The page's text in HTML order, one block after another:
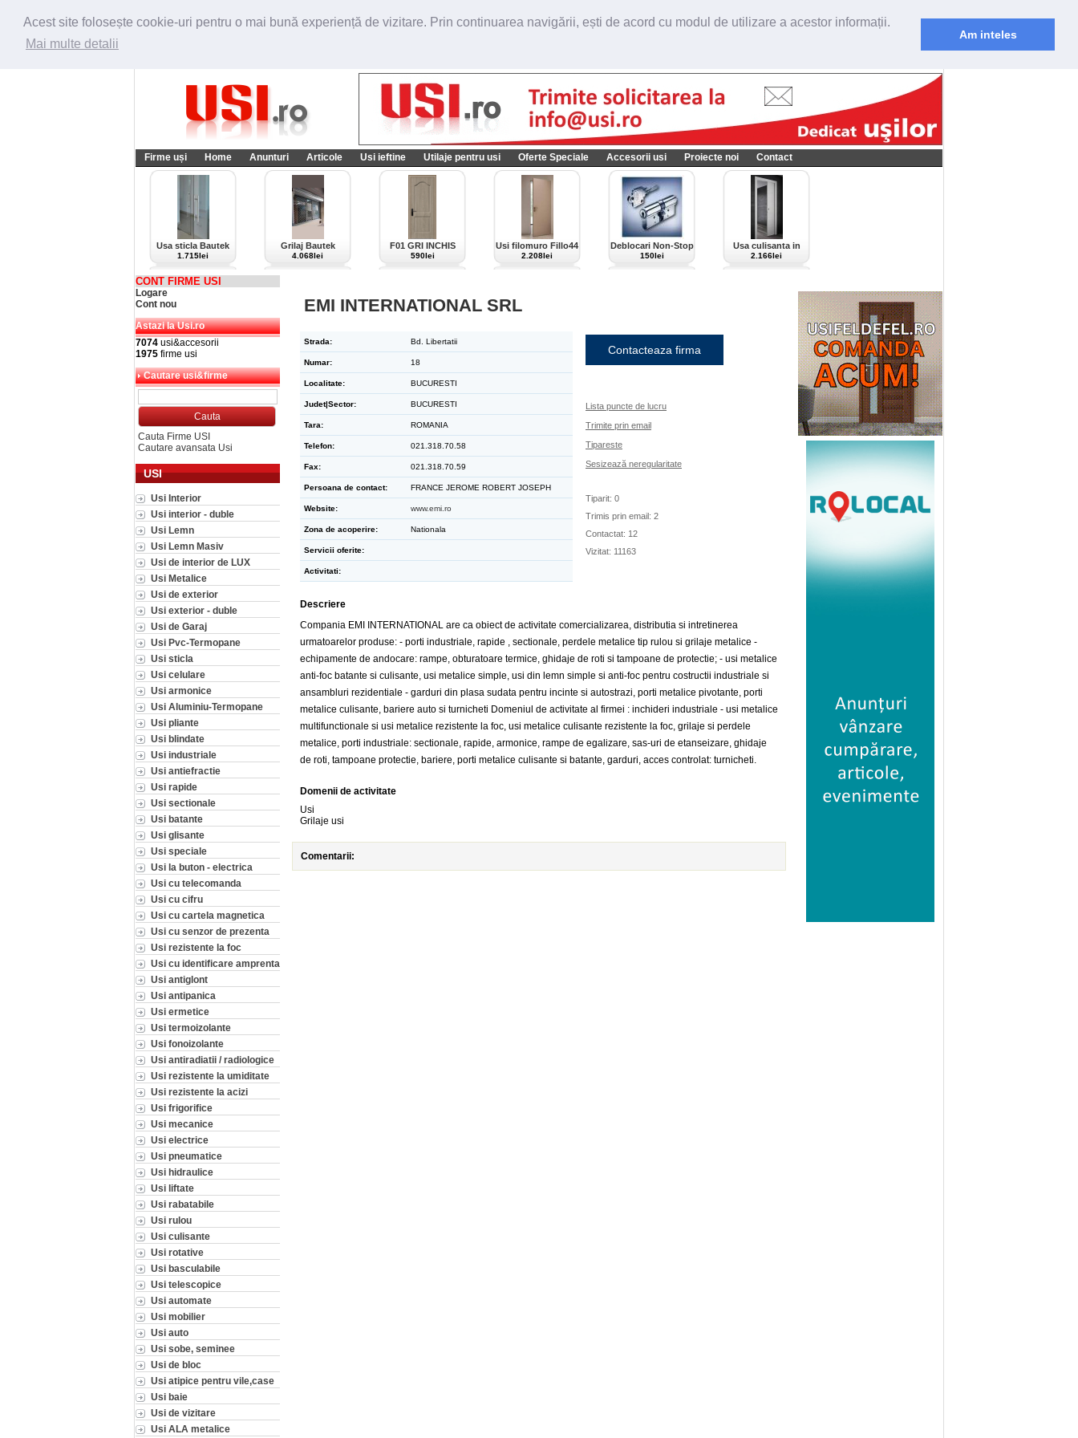
Acest site folosește cookie-uri pentru o mai bună experiență de vizitare. Prin continuarea navigării, ești de acord cu modul de utilizare a acestor informații.
Mai multe detalii
Am inteles
Firme uși Home Anunturi Articole Usi ieftine Utilaje pentru usi Oferte Speciale Accesorii usi Proiecte noi Contact
Usa sticla Bautek
1.715lei
Grilaj Bautek
4.068lei
F01 GRI INCHIS
590lei
Usi filomuro Fillo44
import Italia
2.208lei
Deblocari Non-Stop
150lei
Usa culisanta in
perete Scrigno,
2.166lei
CONT FIRME USI
Logare
Cont nou
Astazi la Usi.ro
7074 usi&accesorii
1975 firme usi
Cautare usi&firme
Cauta Firme USI
Cautare avansata Usi
USI
Usi Interior
Usi interior - duble
Usi Lemn
Usi Lemn Masiv
Usi de interior de LUX
Usi Metalice
Usi de exterior
Usi exterior - duble
Usi de Garaj
Usi Pvc-Termopane
Usi sticla
Usi celulare
Usi armonice
Usi Aluminiu-Termopane
Usi pliante
Usi blindate
Usi industriale
Usi antiefractie
Usi rapide
Usi sectionale
Usi batante
Usi glisante
Usi speciale
Usi la buton - electrica
Usi cu telecomanda
Usi cu cifru
Usi cu cartela magnetica
Usi cu senzor de prezenta
Usi rezistente la foc
Usi cu identificare amprenta
Usi antiglont
Usi antipanica
Usi ermetice
Usi termoizolante
Usi fonoizolante
Usi antiradiatii / radiologice
Usi rezistente la umiditate
Usi rezistente la acizi
Usi frigorifice
Usi mecanice
Usi electrice
Usi pneumatice
Usi hidraulice
Usi liftate
Usi rabatabile
Usi rulou
Usi culisante
Usi rotative
Usi basculabile
Usi telescopice
Usi automate
Usi mobilier
Usi auto
Usi sobe, seminee
Usi de bloc
Usi atipice pentru vile,case
Usi baie
Usi de vizitare
Usi ALA metalice
EMI INTERNATIONAL SRL
Strada: Bd. Libertatii
Numar: 18
Localitate: BUCURESTI
Judet|Sector: BUCURESTI
Tara: ROMANIA
Telefon: 021.318.70.58
Fax: 021.318.70.59
Persoana de contact: FRANCE JEROME ROBERT JOSEPH
Website: www.emi.ro
Zona de acoperire: Nationala
Servicii oferite:
Activitati:
Contacteaza firma
Lista puncte de lucru
Trimite prin email
Tipareste
Sesizează neregularitate
Tiparit: 0
Trimis prin email: 2
Contactat: 12
Vizitat: 11163
Descriere
Compania EMI INTERNATIONAL are ca obiect de activitate comercializarea, distributia si intretinerea
urmatoarelor produse: - porti industriale, rapide , sectionale, perdele metalice tip rulou si grilaje metalice -
echipamente de andocare: rampe, obturatoare termice, ghidaje de roti si tampoane de protectie; - usi metalice
anti-foc batante si culisante, usi metalice simple, usi din lemn simple si anti-foc pentru costructii industriale si
ansambluri rezidentiale - garduri din plasa sudata pentru incinte si autostrazi, porti metalice pivotante, porti
metalice culisante, bariere auto si turnicheti Domeniul de activitate al firmei : inchideri industriale - usi metalice
multifunctionale si usi metalice rezistente la foc, usi metalice culisante rezistente la foc, grilaje si perdele
metalice, porti industriale: sectionale, rapide, armonice, rampe de egalizare, sas-uri de etanseizare, ghidaje
de roti, tampoane protectie, bariere, porti metalice culisante si batante, garduri, acces controlat: turnicheti.
Domenii de activitate
Usi
Grilaje usi
Comentarii: